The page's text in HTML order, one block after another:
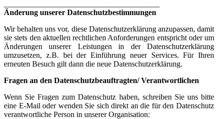
Änderung unserer Datenschutzbestimmungen
Wir behalten uns vor, diese Datenschutzerklärung anzupassen, damit
sie stets den aktuellen rechtlichen Anforderungen entspricht oder um
Änderungen unserer Leistungen in der Datenschutzerklärung
umzusetzen, z.B. bei der Einführung neuer Services. Für Ihren
erneuten Besuch gilt dann die neue Datenschutzerklärung.
Fragen an den Datenschutzbeauftragten/ Verantwortlichen
Wenn Sie Fragen zum Datenschutz haben, schreiben Sie uns bitte
eine E-Mail oder wenden Sie sich direkt an die für den Datenschutz
verantwortliche Person in unserer Organisation: